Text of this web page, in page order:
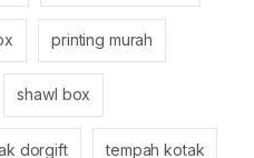
printing murah
shawl box
dorgift tempah kotak